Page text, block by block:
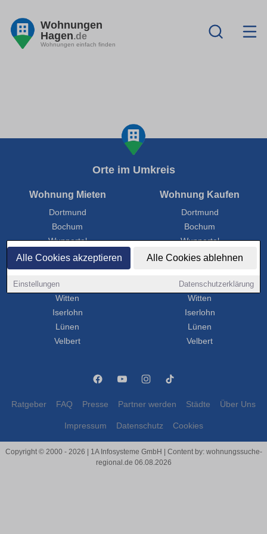
Alle Cookies akzeptieren Alle Cookies ablehnen
Einstellungen Datenschutzerklärung
Wohnungen
Hagen.de
Wohnungen einfach finden
Orte im Umkreis
Wohnung Mieten
Dortmund
Bochum
Wuppertal
Hagen
Herne
Remscheid
Witten
Iserlohn
Lünen
Velbert
Wohnung Kaufen
Dortmund
Bochum
Wuppertal
Hagen
Remscheid
Witten
Iserlohn
Lünen
Velbert
Ratgeber FAQ Presse Partner werden Städte Über Uns
Impressum Datenschutz Cookies
Copyright © 2000 - 2026 | 1A Infosysteme GmbH | Content by: wohnungssuche-
regional.de 06.08.2026